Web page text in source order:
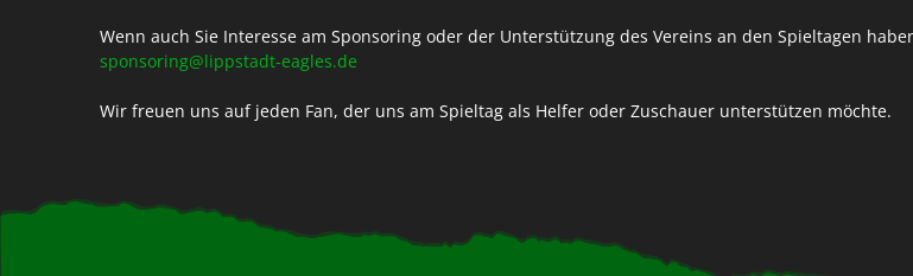
Wenn auch Sie Interesse am Sponsoring oder der Unterstützung des Vereins an den Spieltagen
sponsoring@lippstadt-eagles.de
Wir freuen uns auf jeden Fan, der uns am Spieltag als Helfer oder Zuschauer unterstützen möchte.